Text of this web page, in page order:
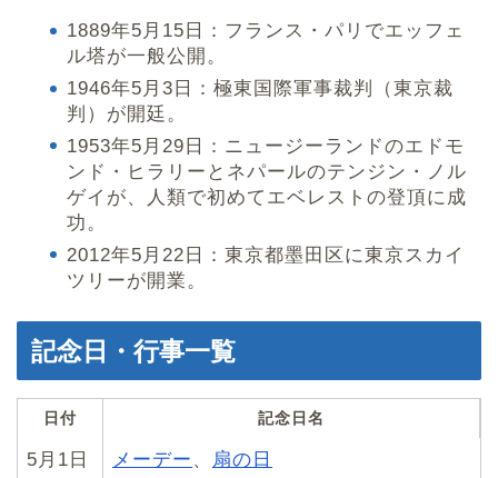
1889年5月15日：フランス・パリでエッフェ
ル塔が一般公開。
1946年5月3日：極東国際軍事裁判（東京裁
判）が開廷。
1953年5月29日：ニュージーランドのエドモ
ンド・ヒラリーとネパールのテンジン・ノル
ゲイが、人類で初めてエベレストの登頂に成
功。
2012年5月22日：東京都墨田区に東京スカイ
ツリーが開業。
記念日・行事一覧
日付 記念日名
5月1日 メーデー 、 扇の日